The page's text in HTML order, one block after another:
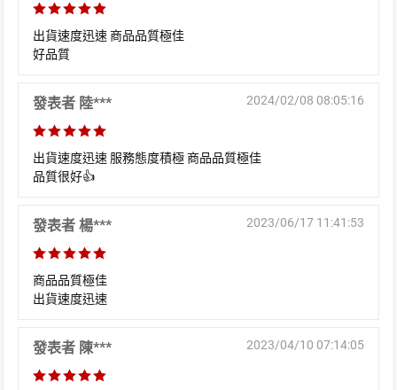
出貨速度迅速 商品品質極佳
好品質
發表者 陸*** 2024/02/08 08:05:16
出貨速度迅速 服務態度積極 商品品質極佳
品質很好👍
發表者 楊*** 2023/06/17 11:41:53
商品品質極佳
出貨速度迅速
發表者 陳*** 2023/04/10 07:14:05